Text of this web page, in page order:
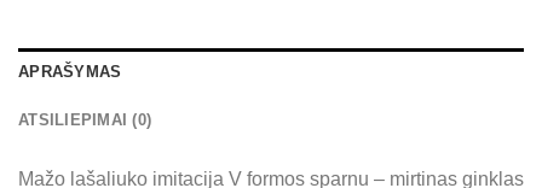
APRAŠYMAS
ATSILIEPIMAI (0)
Mažo lašaliuko imitacija V formos sparnu – mirtinas ginklas